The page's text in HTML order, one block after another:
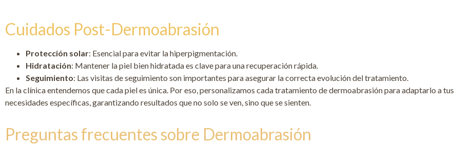
Cuidados Post-Dermoabrasión
Protección solar: Esencial para evitar la hiperpigmentación.
Hidratación: Mantener la piel bien hidratada es clave para una recuperación rápida.
Seguimiento: Las visitas de seguimiento son importantes para asegurar la correcta evolución del tratamiento.
En la clínica entendemos que cada piel es única. Por eso, personalizamos cada tratamiento de dermoabrasión para adaptarlo a tus
necesidades específicas, garantizando resultados que no solo se ven, sino que se sienten.
Preguntas frecuentes sobre Dermoabrasión